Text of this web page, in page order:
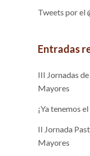
Tweets por el
Entradas
III Jornadas
Mayores
¡Ya tenemos
II Jornada
Mayores